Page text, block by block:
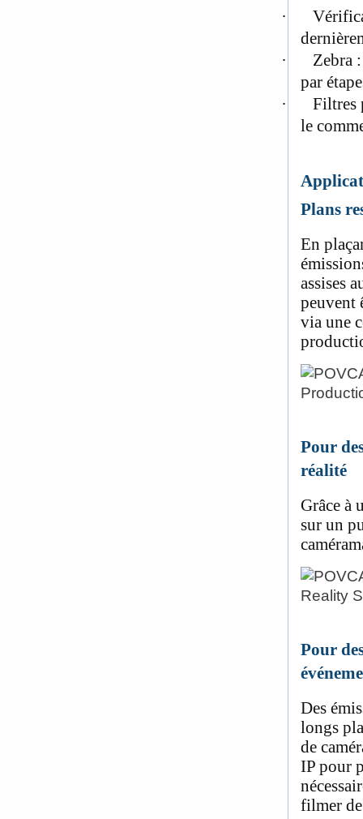
·
·
Zebra
par
·
Filtres
le
Plans
En
assises
peuvent
via une
Pour
réalité
Grâce à
sur un
Pour
Des
longs
de
IP pour
filmer